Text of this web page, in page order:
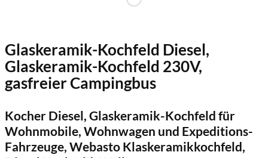
Glaskeramik-Kochfeld Diesel,
Glaskeramik-Kochfeld 230V,
gasfreier Campingbus
Kocher Diesel, Glaskeramik-Kochfeld für
Wohnmobile, Wohnwagen und Expeditions-
Fahrzeuge, Webasto Klaskeramikkochfeld,